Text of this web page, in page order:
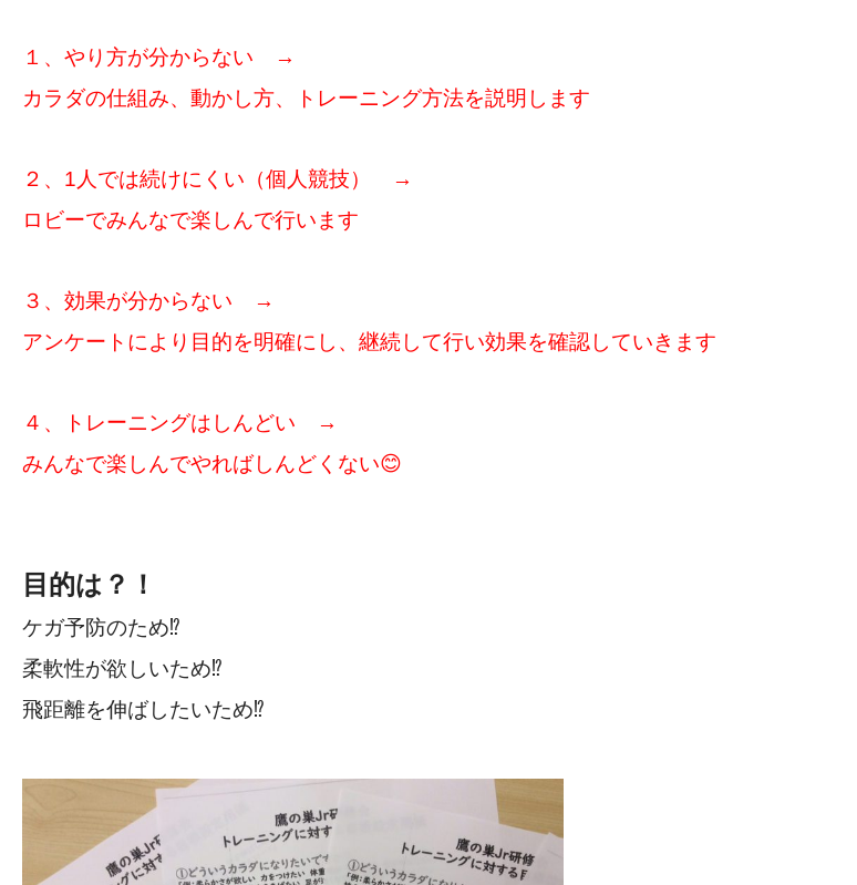
１、やり方が分からない →
カラダの仕組み、動かし方、トレーニング方法を説明します
２、1人では続けにくい（個人競技） →
ロビーでみんなで楽しんで行います
３、効果が分からない →
アンケートにより目的を明確にし、継続して行い効果を確認していきます
４、トレーニングはしんどい →
みんなで楽しんでやればしんどくない😊
目的は？！
ケガ予防のため⁉️
柔軟性が欲しいため⁉️
飛距離を伸ばしたいため⁉️